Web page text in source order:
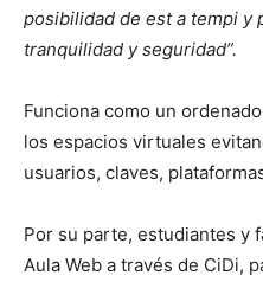
posibilidad de est a tempi y
tranquilidad y seguridad”.
Funciona como un
los espacios virtuales
usuarios, claves,
Por su parte, estudiantes y
Aula Web a través de CiDi,